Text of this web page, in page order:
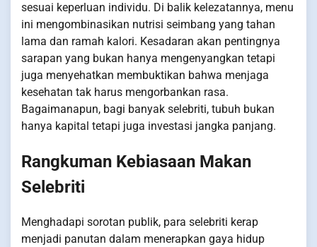
sesuai keperluan individu. Di balik kelezatannya, menu
ini mengombinasikan nutrisi seimbang yang tahan
lama dan ramah kalori. Kesadaran akan pentingnya
sarapan yang bukan hanya mengenyangkan tetapi
juga menyehatkan membuktikan bahwa menjaga
kesehatan tak harus mengorbankan rasa.
Bagaimanapun, bagi banyak selebriti, tubuh bukan
hanya kapital tetapi juga investasi jangka panjang.
Rangkuman Kebiasaan Makan
Selebriti
Menghadapi sorotan publik, para selebriti kerap
menjadi panutan dalam menerapkan gaya hidup